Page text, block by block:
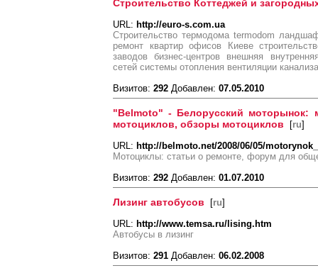
Строительство Коттеджей и
URL: http://euro-s.com.ua
Строительство термодома termodom
ремонт квартир офисов Киеве
заводов бизнес-центров внешняя
сетей системы отопления вентиляции
Визитов: 292 Добавлен: 07.05.2010
"Belmoto" - Белорусский моторынок:
мотоциклов, обзоры мотоциклов [ru]
URL: http://belmoto.net/2008/06/05/
Мотоциклы: статьи о ремонте, форум для
Визитов: 292 Добавлен: 01.07.2010
Лизинг автобусов [ru]
URL: http://www.temsa.ru/lising.htm
Автобусы в лизинг
Визитов: 291 Добавлен: 06.02.2008